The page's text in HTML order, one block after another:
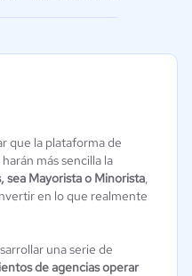
que la plataforma de
más sencilla la
sea Mayorista o Minorista,
en lo que realmente
una serie de
de agencias operar